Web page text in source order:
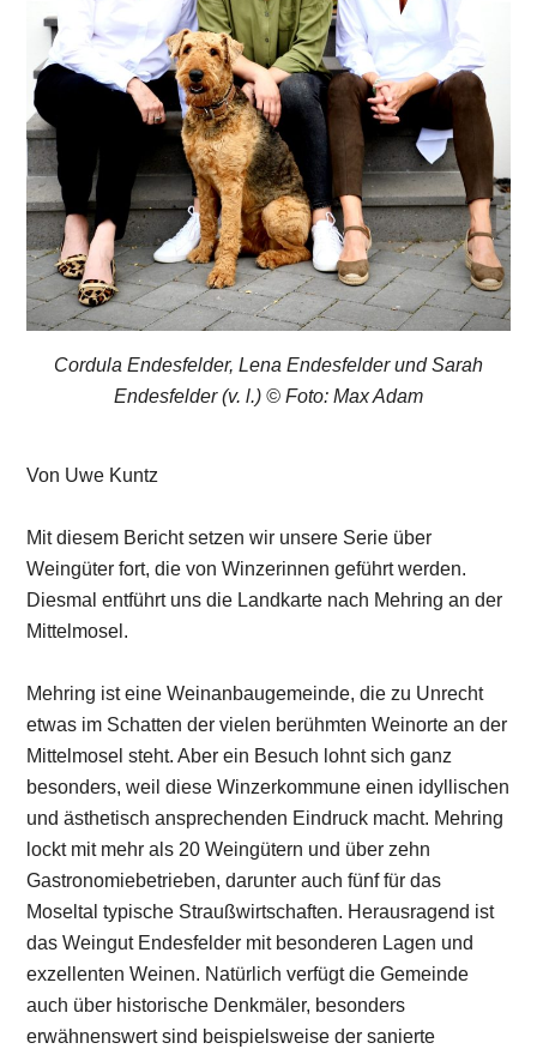
Cordula Endesfelder, Lena Endesfelder und Sarah
Endesfelder (v. l.) © Foto: Max Adam
Von Uwe Kuntz
Mit diesem Bericht setzen wir unsere Serie über
Weingüter fort, die von Winzerinnen geführt werden.
Diesmal entführt uns die Landkarte nach Mehring an der
Mittelmosel.
Mehring ist eine Weinanbaugemeinde, die zu Unrecht
etwas im Schatten der vielen berühmten Weinorte an der
Mittelmosel steht. Aber ein Besuch lohnt sich ganz
besonders, weil diese Winzerkommune einen idyllischen
und ästhetisch ansprechenden Eindruck macht. Mehring
lockt mit mehr als 20 Weingütern und über zehn
Gastronomiebetrieben, darunter auch fünf für das
Moseltal typische Straußwirtschaften. Herausragend ist
das Weingut Endesfelder mit besonderen Lagen und
exzellenten Weinen. Natürlich verfügt die Gemeinde
auch über historische Denkmäler, besonders
erwähnenswert sind beispielsweise der sanierte